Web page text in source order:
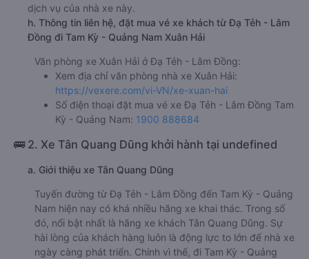
dịch vụ của nhà xe này.
h. Thông tin liên hệ, đặt mua vé xe khách từ Đạ Tẻh - Lâm
Đồng đi Tam Kỳ - Quảng Nam Xuân Hải
Văn phòng xe Xuân Hải ở Đạ Tẻh - Lâm Đồng:
Xem địa chỉ văn phòng nhà xe Xuân Hải:
https://vexere.com/vi-VN/xe-xuan-hai
Số điện thoại đặt mua vé xe Đạ Tẻh - Lâm Đồng Tam
Kỳ - Quảng Nam: 1900 888684
🚌 2. Xe Tân Quang Dũng khởi hành tại undefined
a. Giới thiệu xe Tân Quang Dũng
Tuyến đường từ Đạ Tẻh - Lâm Đồng đến Tam Kỳ - Quảng
Nam hiện nay có khá nhiều hãng xe khai thác. Trong số
đó, nổi bật nhất là hãng xe khách Tân Quang Dũng. Sự
hài lòng của khách hàng luôn là động lực to lớn để nhà xe
ngày càng phát triển. Chính vì thế, đi Tam Kỳ - Quảng